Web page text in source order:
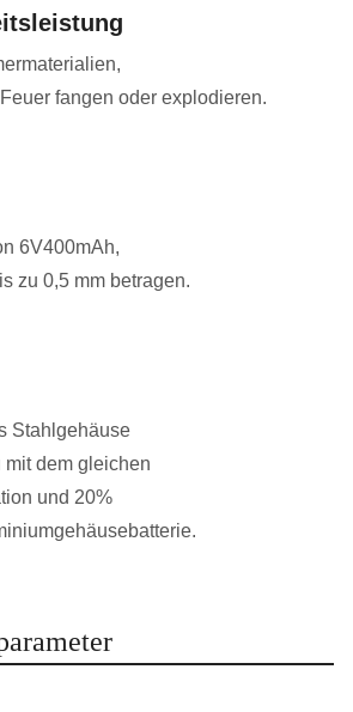
fangen oder explodieren.
6V400mAh,
zu 0,5 mm betragen.
Stahlgehäuse
mit dem gleichen
und 20%